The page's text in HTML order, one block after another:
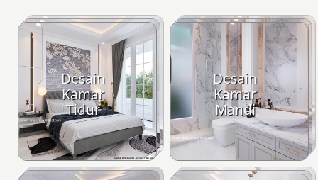
Desain
Kamar
Tidur
Desain
Kamar
Mandi